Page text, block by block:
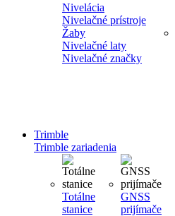
Nivelácia
Nivelačné prístroje
Žaby
Nivelačné laty
Nivelačné značky
Trimble
Trimble zariadenia
Totálne
stanice
GNSS
prijímače